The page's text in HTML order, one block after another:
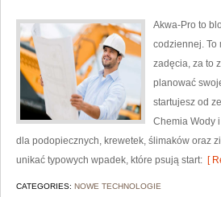
Akwa-Pro to
codziennej. To
zadęcia, za to
planować
startujesz od
Chemia Wody
dla podopiecznych, krewetek, ślimaków oraz
unikać typowych wpadek, które psują start: [
CATEGORIES: NOWE TECHNOLOGIE